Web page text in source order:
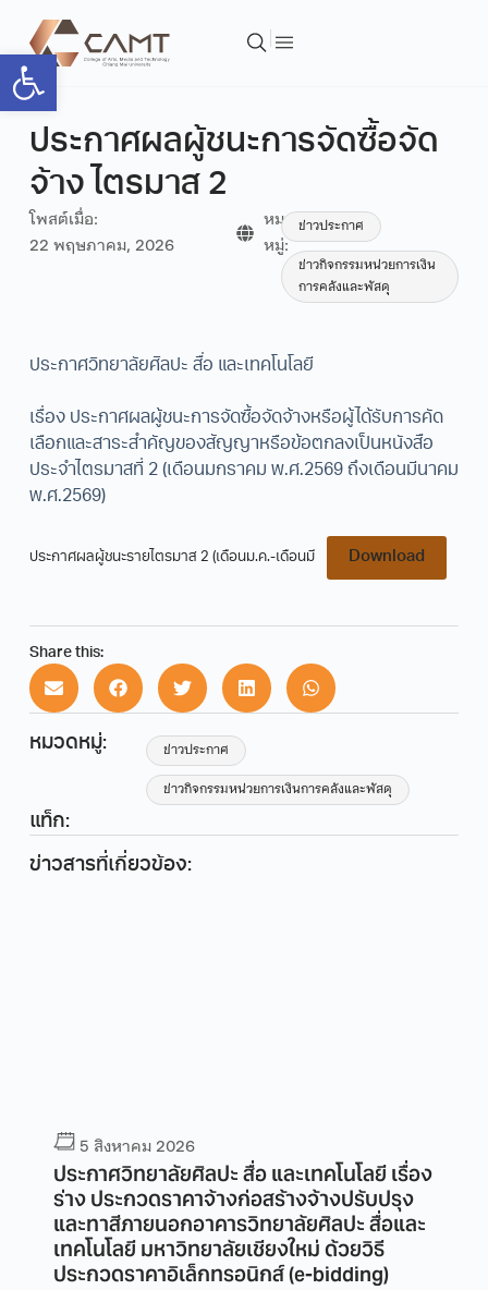
Open toolbar
ประกาศผลผู้ชนะการจัดซื้อจัด
จ้าง ไตรมาส 2
โพสต์เมื่อ:
22 พฤษภาคม, 2026
หมวด
หมู่:
ข่าวประกาศ
ข่าวกิจกรรมหน่วยการเงิน
การคลังและพัสดุ
ประกาศวิทยาลัยศิลปะ สื่อ และเทคโนโลยี
เรื่อง ประกาศผลผู้ชนะการจัดซื้อจัดจ้างหรือผู้ได้รับการคัด
เลือกและสาระสำคัญของสัญญาหรือข้อตกลงเป็นหนังสือ
ประจำไตรมาสที่ 2 (เดือนมกราคม พ.ศ.2569 ถึงเดือนมีนาคม
พ.ศ.2569)
ประกาศผลผู้ชนะรายไตรมาส 2 (เดือนม.ค.-เดือนมี Download
Share this:
หมวดหมู่:
ข่าวประกาศ
ข่าวกิจกรรมหน่วยการเงินการคลังและพัสดุ
แท็ก:
ข่าวสารที่เกี่ยวข้อง:
5 สิงหาคม 2026
ประกาศวิทยาลัยศิลปะ สื่อ และเทคโนโลยี เรื่อง
ร่าง ประกวดราคาจ้างก่อสร้างจ้างปรับปรุง
และทาสีภายนอกอาคารวิทยาลัยศิลปะ สื่อและ
เทคโนโลยี มหาวิทยาลัยเชียงใหม่ ด้วยวิธี
ประกวดราคาอิเล็กทรอนิกส์ (e-bidding)